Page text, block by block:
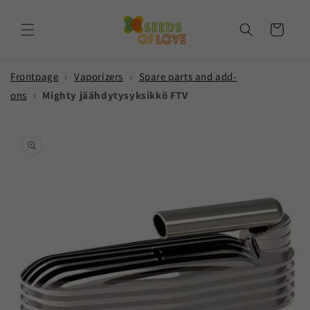
content
Cart
Frontpage › Vaporizers ›
Spare parts and add-
ons › Mighty jäähdytysyksikkö FTV
product
information